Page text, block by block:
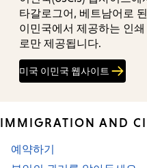
타갈로그어, 베트남어로
이민국에서 제공하는 인
로만 제공됩니다.
미국 이민국 웹사이트
IMMIGRATION AND
예약하기